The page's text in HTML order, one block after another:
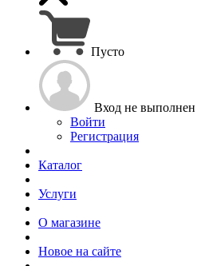
Пусто
Вход не выполнен
Войти
Регистрация
Каталог
Услуги
О магазине
Новое на сайте